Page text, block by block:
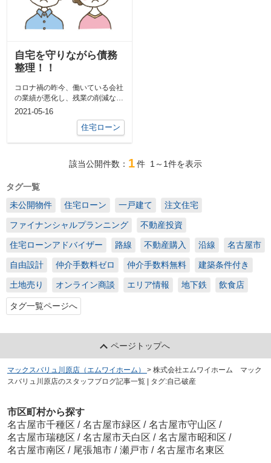
自宅を守りながら債務
整理！！
コロナ禍の昨今、働いている会社
の業績が悪化し、残業の削減など
により毎月の給料が下がったり、
2021-05-16
住宅ローン
該当公開件数： 1件 1～1件を表示
タグ一覧
未公開物件
住宅ローン 一戸建て 注文住宅
ファイナンシャルプランニング 不動産投資
住宅ローンアドバイザー 路線 不動産購入 沿線 名古屋市
自由設計 仲介手数料ゼロ 仲介手数料無料 建築条件付き
土地売り オンライン商談 エリア情報 地下鉄 飲食店
タグ一覧ページへ
ページトップへ
マックスバリュ川原店（エムワイホーム） > 株式会社エムワイホーム マック
スバリュ川原店のスタッフブログ記事一覧 | タグ:自己破産
市区町村から探す
名古屋市千種区 / 名古屋市緑区 / 名古屋市守山区 /
名古屋市瑞穂区 / 名古屋市天白区 / 名古屋市昭和区 /
名古屋市南区 / 尾張旭市 / 瀬戸市 / 名古屋市名東区